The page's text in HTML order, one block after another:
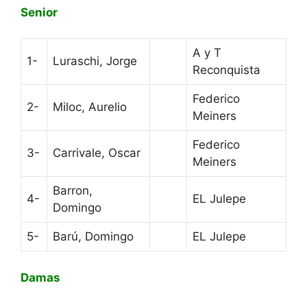
Senior
1- Luraschi, Jorge
A y T
Reconquista
2- Miloc, Aurelio
Federico
Meiners
3- Carrivale, Oscar
Federico
Meiners
4-
Barron,
Domingo
EL Julepe
5- Barú, Domingo EL Julepe
Damas